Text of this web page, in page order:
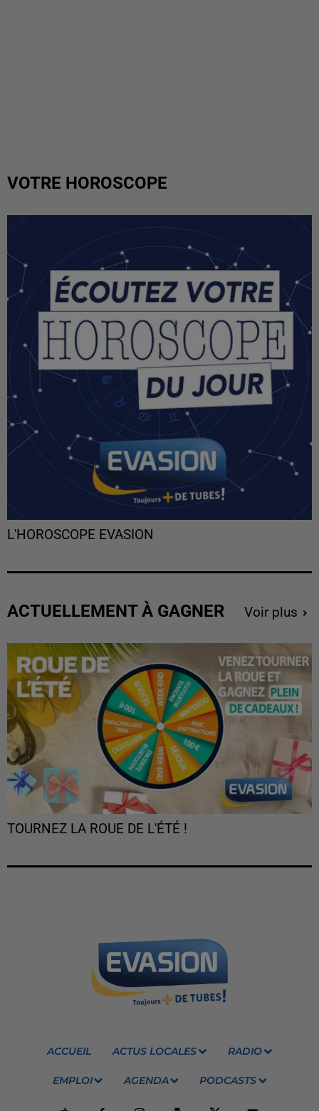
VOTRE HOROSCOPE
L'HOROSCOPE EVASION
ACTUELLEMENT À GAGNER Voir plus
TOURNEZ LA ROUE DE L'ÉTÉ !
ACCUEIL ACTUS LOCALES RADIO
EMPLOI AGENDA PODCASTS